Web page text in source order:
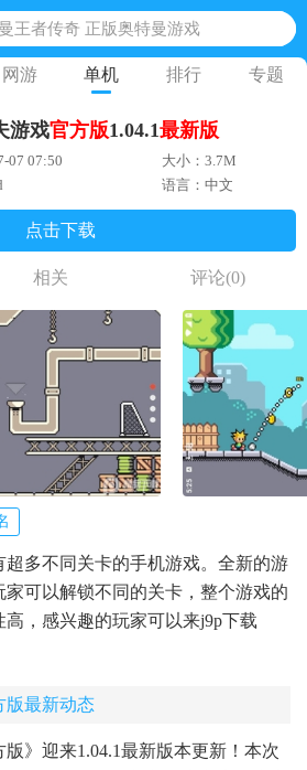
王者传奇 正版奥特曼游戏
跑酷体验服国际服 地铁跑酷体验服版本
光遇手游正版 点亮星空共庆周年
醒生机腾讯正版 黎明觉醒生机国际服
对下载 蛋仔派对体验服
网游 单机 排行 专题
游戏官方版1.04.1最新版
07 07:50
大小：3.7M
语言：中文
点击下载
相关 评论(0)
超多不同关卡的手机游戏。全新的游
可以解锁不同的关卡，整个游戏的
，感兴趣的玩家可以来j9p下载
版最新动态
版》迎来1.04.1最新版本更新！本次